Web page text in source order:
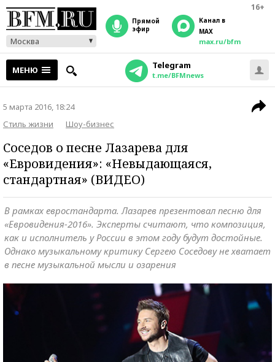
16+
Москва
прямой
эфир
Канал в
MAX
max.ru/bfm
МЕНЮ Telegram
t.me/BFMnews
5 марта 2016, 18:24
Стиль жизни
Шоу-бизнес
Соседов о песне Лазарева для
«Евровидения»: «Невыдающаяся,
стандартная» (ВИДЕО)
В рамках евростандарта. Лазарев презентовал песню для
«Евровидения-2016». Эксперты считают, что композиция,
как и исполнитель у России в этом году будут достойные.
Однако музыкальному критику Сергею Соседову не хватает
в песне музыкальной мысли и озарения